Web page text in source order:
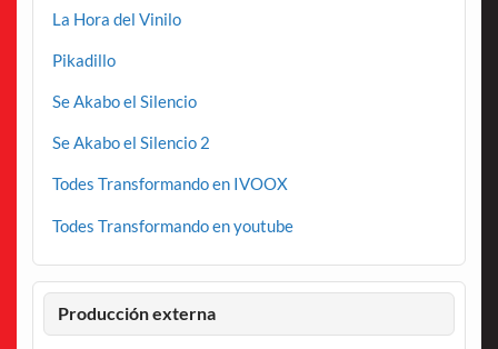
La Hora del Vinilo
Pikadillo
Se Akabo el Silencio
Se Akabo el Silencio 2
Todes Transformando en IVOOX
Todes Transformando en youtube
Producción externa